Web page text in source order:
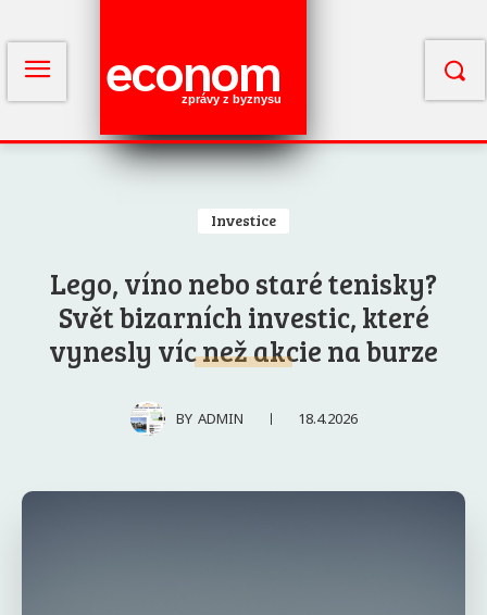
econom
zprávy z byznysu
Investice
Lego, víno nebo staré tenisky?
Svět bizarních investic, které
vynesly víc než akcie na burze
BY ADMIN 18.4.2026